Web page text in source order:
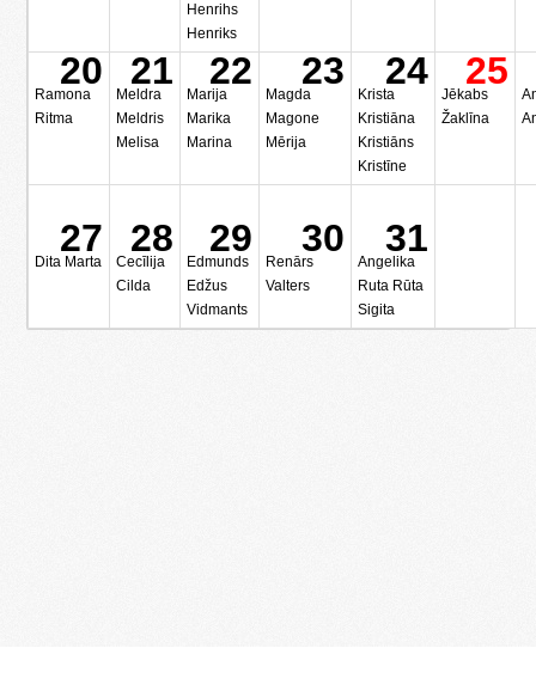
Henrihs
Henriks
20
Ramona
Ritma
21
Meldra
Meldris
Melisa
22
Marija
Marika
Marina
23
Magda
Magone
Mērija
24
Krista
Kristiāna
Kristiāns
Kristīne
25
Jēkabs
Žaklīna
27
Dita Marta
28
Cecīlija
Cilda
29
Edmunds
Edžus
Vidmants
30
Renārs
Valters
31
Angelika
Ruta Rūta
Sigita